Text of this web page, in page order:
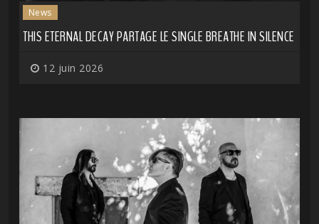
News
THIS ETERNAL DECAY PARTAGE LE SINGLE BREATHE IN SILENCE
12 juin 2026